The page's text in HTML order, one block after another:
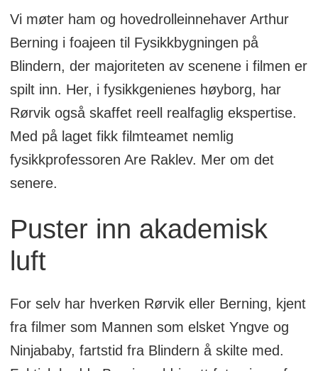
Vi møter ham og hovedrolleinnehaver Arthur
Berning i foajeen til Fysikkbygningen på
Blindern, der majoriteten av scenene i filmen er
spilt inn. Her, i fysikkgenienes høyborg, har
Rørvik også skaffet reell realfaglig ekspertise.
Med på laget fikk filmteamet nemlig
fysikkprofessoren Are Raklev. Mer om det
senere.
Puster inn akademisk
luft
For selv har hverken Rørvik eller Berning, kjent
fra filmer som Mannen som elsket Yngve og
Ninjababy, fartstid fra Blindern å skilte med.